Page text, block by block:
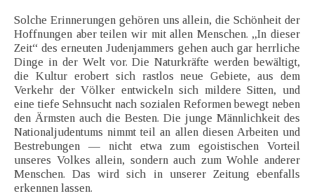
Solche Erinnerungen gehören uns allein, die Schönheit der
Hoffnungen aber teilen wir mit allen Menschen. „In dieser
Zeit“ des erneuten Judenjammers gehen auch gar herrliche
Dinge in der Welt vor. Die Naturkräfte werden bewältigt,
die Kultur erobert sich rastlos neue Gebiete, aus dem
Verkehr der Völker entwickeln sich mildere Sitten, und
eine tiefe Sehnsucht nach sozialen Reformen bewegt neben
den Ärmsten auch die Besten. Die junge Männlichkeit des
Nationaljudentums nimmt teil an allen diesen Arbeiten und
Bestrebungen — nicht etwa zum egoistischen Vorteil
unseres Volkes allein, sondern auch zum Wohle anderer
Menschen. Das wird sich in unserer Zeitung ebenfalls
erkennen lassen.